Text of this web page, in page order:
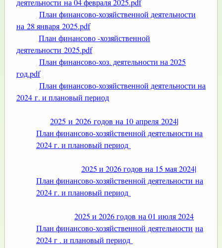
деятельности на 04 февраля 2025.pdf
План финансово-хозяйственной деятельности
на 28 января 2025.pdf
План финансово -хозяйственной
деятельности 2025.pdf
План финансово-хоз. деятельности на 2025
год.pdf
План финансово-хозяйственной деятельности на
2024 г. и плановый период
2025 и 2026 годов на 10 апреля 2024|
План финансово-хозяйственной деятельности на
2024 г. и плановый период
2025 и 2026 годов на 15 мая 2024|
План финансово-хозяйственной деятельности на
2024 г. и плановый период
2025 и 2026 годов на 01 июля 2024
План финансово-хозяйственной деятельности на
2024 г . и плановый период